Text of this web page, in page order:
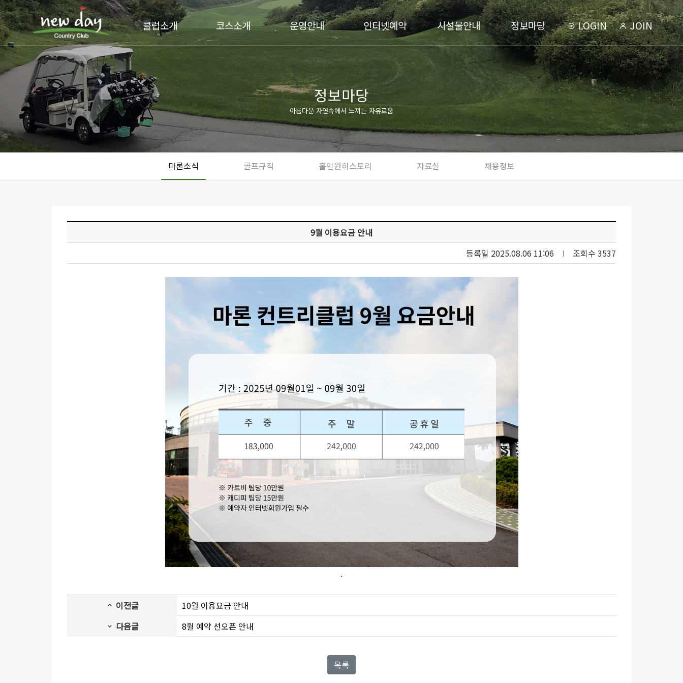
LOGIN JOIN
클럽소개 코스소개 운영안내 인터넷예약 시설물안내 정보마당
정보마당
아름다운 자연속에서 느끼는 자유로움
마론소식 골프규칙 홀인원히스토리 자료실 채용정보
9월 이용요금 안내
등록일 2025.08.06 11:06
조회수 3537
.
이전글
10월 이용요금 안내
다음글
8월 예약 선오픈 안내
목록